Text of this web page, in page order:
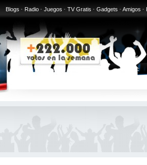
Blogs · Radio · Juegos · TV Gratis · Gadgets · Amigos ·